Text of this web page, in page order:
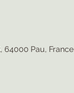
64000 Pau, France